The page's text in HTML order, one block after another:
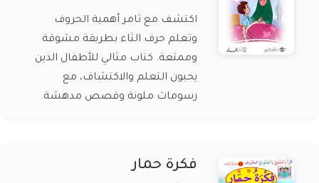
اكتشف مع ثامر أهمية الحروف
وتعلم حرف الثاء بطريقة مشوقة
وممتعة. كتاب مثالي للأطفال الذين
يحبون التعلم والاكتشاف، مع
رسومات ملونة وقصص مدهشة.
فكرة حمار